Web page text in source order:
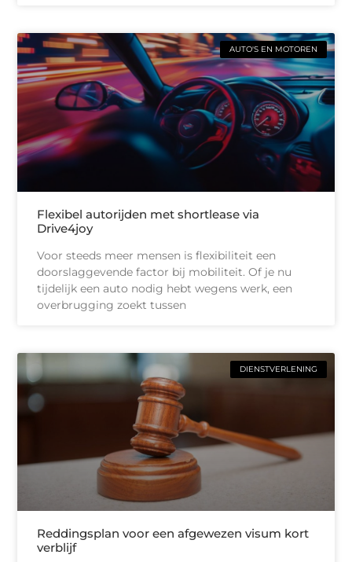
AUTO'S EN MOTOREN
Flexibel autorijden met shortlease via
Drive4joy
Voor steeds meer mensen is flexibiliteit een
doorslaggevende factor bij mobiliteit. Of je nu
tijdelijk een auto nodig hebt wegens werk, een
overbrugging zoekt tussen
DIENSTVERLENING
Reddingsplan voor een afgewezen visum kort
verblijf